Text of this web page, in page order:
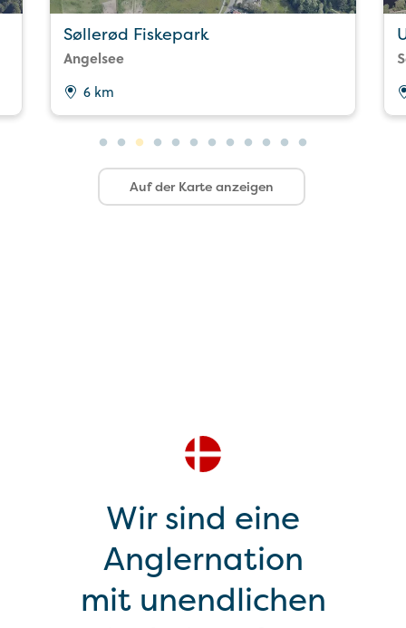
Søllerød Fiskepark
Angelsee
6 km
Auf der Karte anzeigen
Wir sind eine
Anglernation
mit unendlichen